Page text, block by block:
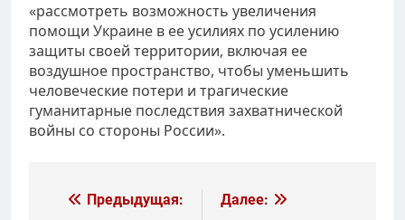
«рассмотреть возможность увеличения
помощи Украине в ее усилиях по усилению
защиты своей территории, включая ее
воздушное пространство, чтобы уменьшить
человеческие потери и трагические
гуманитарные последствия захватнической
войны со стороны России».
Навигация
Предыдущая:
Далее: